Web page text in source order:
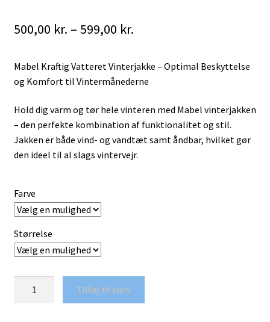
500,00 kr. – 599,00 kr.Prisinterval:
til
Mabel Kraftig Vatteret Vinterjakke – Optimal Beskyttelse
og Komfort til Vintermånederne
Hold dig varm og tør hele vinteren med Mabel vinterjakken
– den perfekte kombination af funktionalitet og stil.
Jakken er både vind- og vandtæt samt åndbar, hvilket gør
den ideel til al slags vintervejr.
Farve
Størrelse
Tilføj til kurv